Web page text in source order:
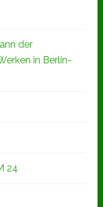
der
in Berlin-
24